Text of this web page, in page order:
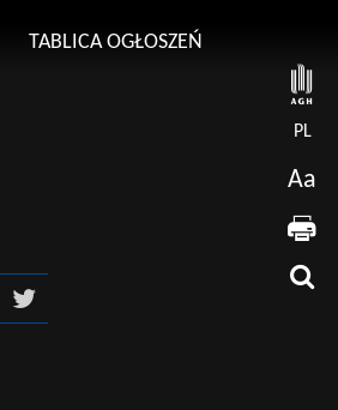
TABLICA OGŁOSZEŃ
PL
Aa